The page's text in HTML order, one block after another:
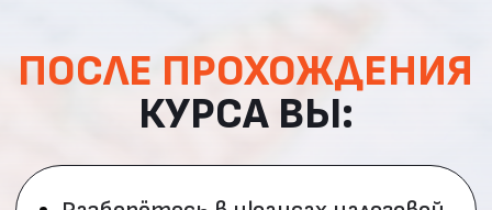
ПРОФЕССИЯ
НАБИРАЕТ ОБОРОТЫ: